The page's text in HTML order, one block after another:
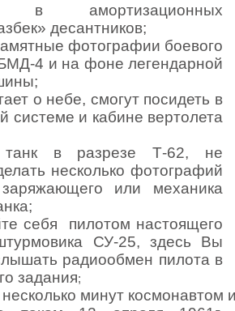
в амортизационных
десантников;
фотографии боевого
4 и на фоне легендарной
о небе, смогут посидеть в
системе и кабине вертолета
танк в разрезе Т-62, не
несколько фотографий
или механика
себя пилотом настоящего
СУ-25, здесь Вы
радиообмен пилота в
задания;
минут космонавтом